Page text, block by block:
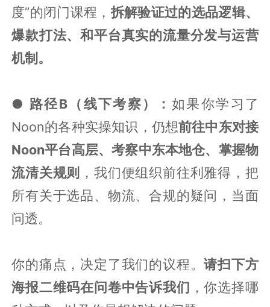
度”的闭门课程，拆解验证过的选品逻辑、
爆款打法、和平台真实的流量分发与运营
机制。
● 路径B（线下考察）： 如果你学习了
Noon的各种实操知识，仍想前往中东对接
Noon平台高层、考察中东本地仓、掌握物
流清关规则
，我们便组织前往利雅得，把
所有关于选品、物流、合规的疑问，当面
问透。
你的痛点，决定了我们的议程。请扫下方
海报二维码在问卷中告诉我们 ，你选择哪